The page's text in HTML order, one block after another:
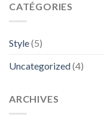
CATÉGORIES
Style(5)
Uncategorized(4)
ARCHIVES